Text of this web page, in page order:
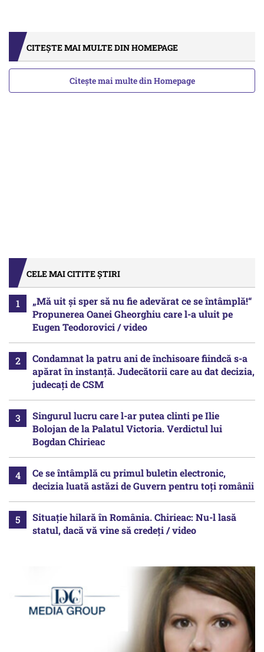
CITEȘTE MAI MULTE DIN HOMEPAGE
Citește mai multe din Homepage
CELE MAI CITITE ȘTIRI
„Mă uit și sper să nu fie adevărat ce se întâmplă!“
Propunerea Oanei Gheorghiu care l-a uluit pe
Eugen Teodorovici / video
Condamnat la patru ani de închisoare fiindcă s-a
apărat în instanță. Judecătorii care au dat decizia,
judecați de CSM
Singurul lucru care l-ar putea clinti pe Ilie
Bolojan de la Palatul Victoria. Verdictul lui
Bogdan Chirieac
Ce se întâmplă cu primul buletin electronic,
decizia luată astăzi de Guvern pentru toți românii
Situație hilară în România. Chirieac: Nu-l lasă
statul, dacă vă vine să credeți / video